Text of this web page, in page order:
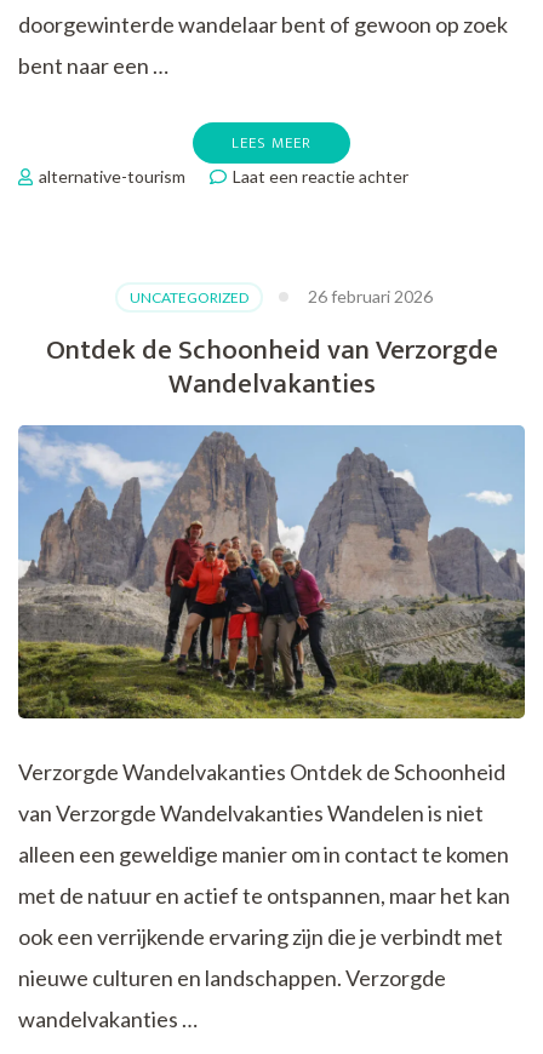
doorgewinterde wandelaar bent of gewoon op zoek
bent naar een …
LEES MEER
alternative-tourism Laat een reactie achterop
Adembenemende
om
te
UNCATEGORIZED 26 februari 2026
Ontdek de Schoonheid van Verzorgde
Wandelvakanties
Verzorgde Wandelvakanties Ontdek de Schoonheid
van Verzorgde Wandelvakanties Wandelen is niet
alleen een geweldige manier om in contact te komen
met de natuur en actief te ontspannen, maar het kan
ook een verrijkende ervaring zijn die je verbindt met
nieuwe culturen en landschappen. Verzorgde
wandelvakanties …